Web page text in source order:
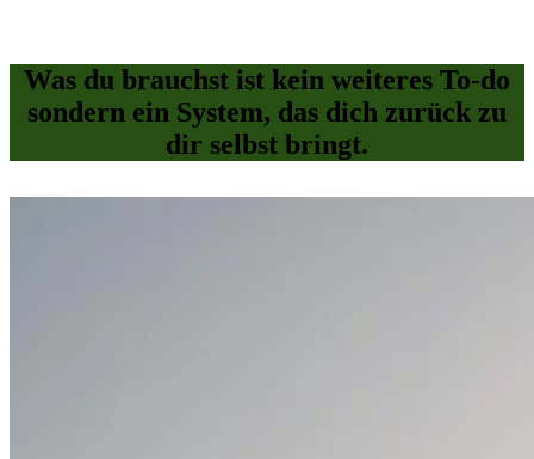
Was du brauchst ist kein weiteres To-do
sondern ein System, das dich zurück zu
dir selbst bringt.